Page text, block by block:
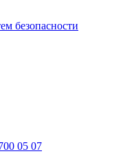
безопасности
05 07